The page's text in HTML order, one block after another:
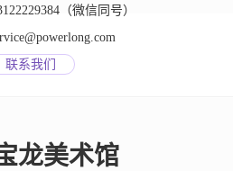
（微信同号）
联系我们
龙美术馆